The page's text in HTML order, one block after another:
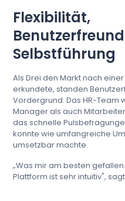
Flexibilität,
Selbstführung
Als Drei den Markt nach
erkundete, standen
Vordergrund. Das HR-Team
Manager als auch
das schnelle
konnte wie umfangreiche
umsetzbar machte.
„Was mir am besten
Plattform ist sehr intuitiv",